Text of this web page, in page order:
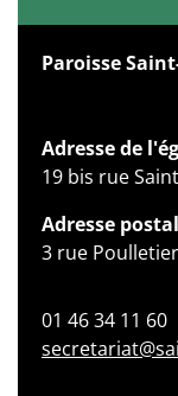
Paroisse
Adresse de
19 bis rue
Adresse
3 rue
01 46 34 11 60